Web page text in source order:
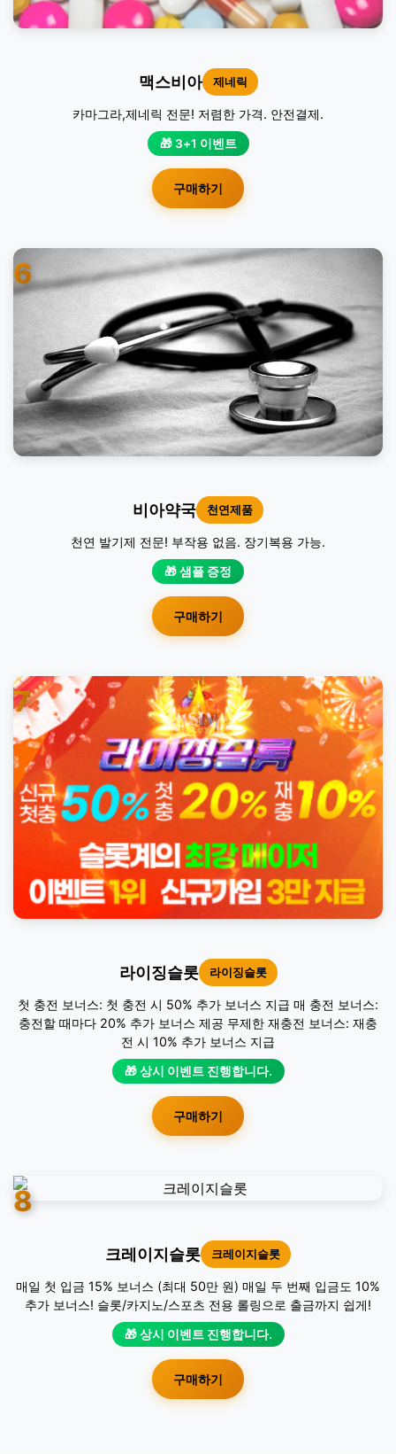
맥스비아 제네릭
카마그라,제네릭 전문! 저렴한 가격. 안전결제.
🎁 3+1 이벤트
구매하기
6
비아약국 천연제품
천연 발기제 전문! 부작용 없음. 장기복용 가능.
🎁 샘플 증정
구매하기
7
라이징슬롯 라이징슬롯
첫 충전 보너스: 첫 충전 시 50% 추가 보너스 지급 매 충전 보너스:
충전할 때마다 20% 추가 보너스 제공 무제한 재충전 보너스: 재충
전 시 10% 추가 보너스 지급
🎁 상시 이벤트 진행합니다.
구매하기
8
크레이지슬롯 크레이지슬롯
매일 첫 입금 15% 보너스 (최대 50만 원) 매일 두 번째 입금도 10%
추가 보너스! 슬롯/카지노/스포츠 전용 롤링으로 출금까지 쉽게!
🎁 상시 이벤트 진행합니다.
구매하기